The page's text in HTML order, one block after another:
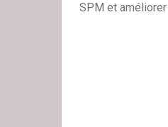
SPM et